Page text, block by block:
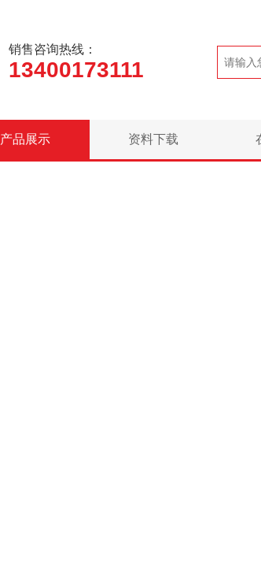
销售咨询热线：
13400173111
产品展示 资料下载